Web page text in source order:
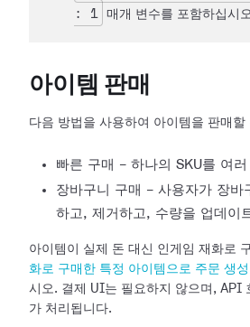
: 1
매개 변수를 포함하십시
아이템 판매
다음 방법을 사용하여 아이템을 판매할
빠른 구매 - 하나의 SKU를 여
장바구니 구매 - 사용자가 장바
하고, 제거하고, 수량을 업데이
아이템이 실제 돈 대신 인게임 재화로
화로 구매한 특정 아이템으로 주문 생성
시오. 결제 UI는 필요하지 않으며, API
가 처리됩니다.